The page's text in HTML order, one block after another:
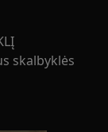
skalbyklės